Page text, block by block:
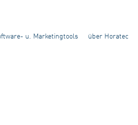
u. Marketingtools über Horatec